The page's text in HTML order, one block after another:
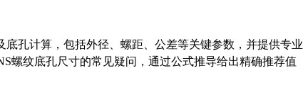
底孔计算，包括外径、螺距、公差等关键参数，并提供专业
螺纹底孔尺寸的常见疑问，通过公式推导给出精确推荐值